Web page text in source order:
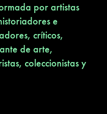
por artistas
e
críticos,
de arte,
coleccionistas y